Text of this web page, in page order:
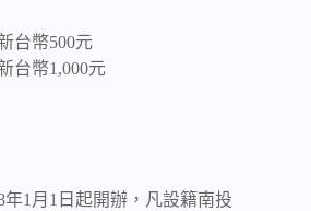
台幣500元
台幣1,000元
1月1日起開辦，凡設籍南投